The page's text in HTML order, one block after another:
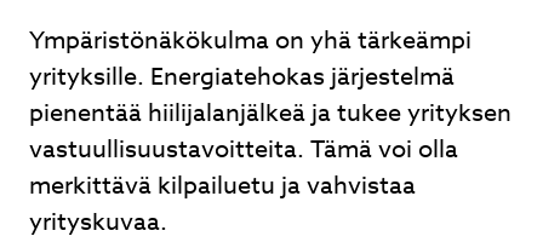
Ympäristönäkökulma on yhä tärkeämpi
yrityksille. Energiatehokas järjestelmä
pienentää hiilijalanjälkeä ja tukee yrityksen
vastuullisuustavoitteita. Tämä voi olla
merkittävä kilpailuetu ja vahvistaa
yrityskuvaa.